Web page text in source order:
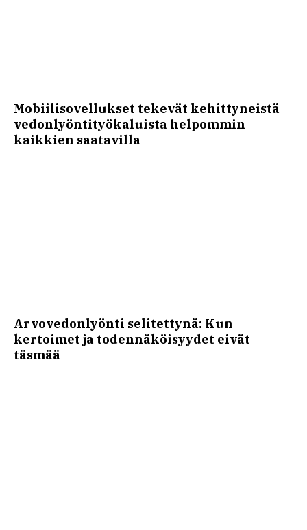
Mobiilisovellukset tekevät kehittyneistä
vedonlyöntityökaluista helpommin
kaikkien saatavilla
Arvovedonlyönti selitettynä: Kun
kertoimet ja todennäköisyydet eivät
täsmää